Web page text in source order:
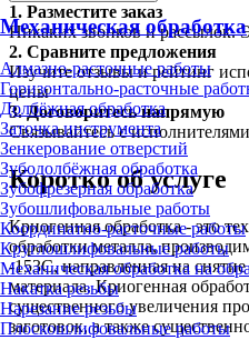
Механическая обработка
Алмазно-расточные работы
Горизонтально-расточные
Долбёжная обработка
Заточка инструмента
Зенкерование отверстий
Зубодолбёжная обработка
Зубофрезерная обработка
Зубошлифовальные работы
Координатно-расточные работы
Круглошлифовальные работы
Механическая обработка на
Накатка резьбы
Нарезание резьбы
Плоскошлифовальные работы
1. Разместите заказ
Никаких звонков и рассылок.
2. Сравните предложения
Изучите отзывы и рейтинг
цены
3.Договоритесь напрямую
Связывайтесь с
Коротко об услуге
Криогенная обработка - это
обработки металла,
-153С, направленная на
материала. Криогенная
существенного увеличения
заготовок, а также